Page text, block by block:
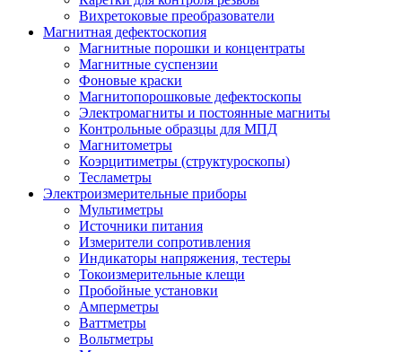
Вихретоковые преобразователи
Магнитная дефектоскопия
Магнитные порошки и концентраты
Магнитные суспензии
Фоновые краски
Магнитопорошковые дефектоскопы
Электромагниты и постоянные магниты
Контрольные образцы для МПД
Магнитометры
Коэрцитиметры (структуроскопы)
Тесламетры
Электроизмерительные приборы
Мультиметры
Источники питания
Измерители сопротивления
Индикаторы напряжения, тестеры
Токоизмерительные клещи
Пробойные установки
Амперметры
Ваттметры
Вольтметры